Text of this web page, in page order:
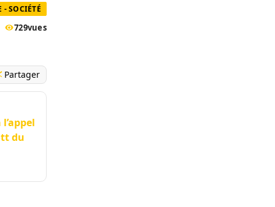
- SOCIÉTÉ
729vues
Partager
du